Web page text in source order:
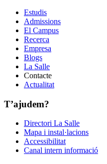
Estudis
Admissions
El Campus
Recerca
Empresa
Blogs
La Salle
Contacte
Actualitat
T’ajudem?
Directori La Salle
Mapa i instal·lacions
Accessibilitat
Canal intern informació